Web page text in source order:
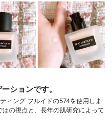
ションです。
ィング フルイドの574を使用しま
の視点と、長年の肌研究によって